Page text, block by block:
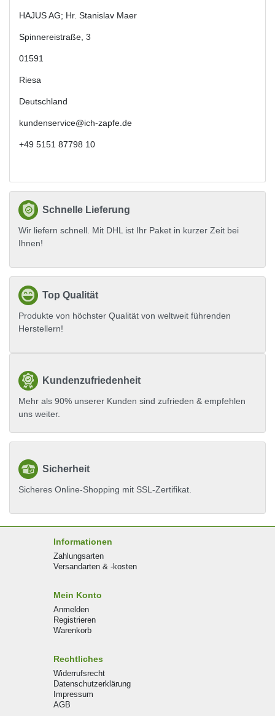
HAJUS AG; Hr. Stanislav Maer
Spinnereistraße 3
01591
Riesa
Deutschland
kundenservice@ich-zapfe.de
+49 5151 87798 10
Schnelle Lieferung
Wir liefern schnell. Mit DHL ist Ihr Paket in kurzer Zeit bei
Ihnen!
Top Qualität
Produkte von höchster Qualität von weltweit führenden
Herstellern!
Kundenzufriedenheit
Mehr als 90% unserer Kunden sind zufrieden & empfehlen
uns weiter.
Sicherheit
Sicheres Online-Shopping mit SSL-Zertifikat.
Informationen
Zahlungsarten
Versandarten & -kosten
Mein Konto
Anmelden
Registrieren
Warenkorb
Rechtliches
Widerrufsrecht
Datenschutzerklärung
Impressum
AGB